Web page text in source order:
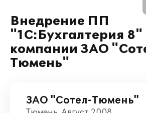
Внедрение ПП
"1С:Бухгалтерия 8"
компании ЗАО
Тюмень"
ЗАО "Сотел-Тюмень"